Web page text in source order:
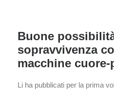
Buone
sopravvivenza
macchine
Li ha pubblicati per la prima